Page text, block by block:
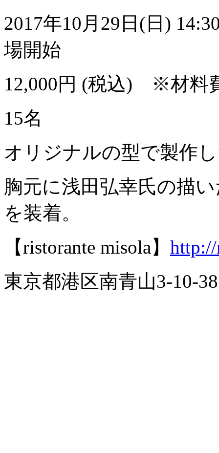
2017年10月29日(日)
場開始
12,000円 (税込) ※材料
15名
オリジナルの型で製作
胸元に浅田弘幸氏の描
を装着。
【ristorante misola】
東京都港区南青山3-10-38